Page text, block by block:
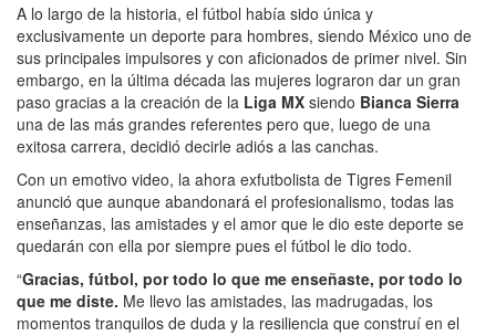
A lo largo de la historia, el fútbol había sido única y
exclusivamente un deporte para hombres, siendo México uno de
sus principales impulsores y con aficionados de primer nivel. Sin
embargo, en la última década las mujeres lograron dar un gran
paso gracias a la creación de la Liga MX siendo Bianca Sierra
una de las más grandes referentes pero que, luego de una
exitosa carrera, decidió decirle adiós a las canchas.
Con un emotivo video, la ahora exfutbolista de Tigres Femenil
anunció que aunque abandonará el profesionalismo, todas las
enseñanzas, las amistades y el amor que le dio este deporte se
quedarán con ella por siempre pues el fútbol le dio todo.
“Gracias, fútbol, por todo lo que me enseñaste, por todo lo
que me diste. Me llevo las amistades, las madrugadas, los
momentos tranquilos de duda y la resiliencia que construí en el